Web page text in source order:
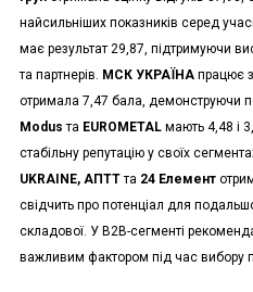
найсильніших показників серед
має результат 29,87, підтримуючи
та партнерів. МСК УКРАЇНАпрацює
отримала 7,47 бала, демонструючи
Modusта EUROMETAL мають 4,48 і
стабільну репутацію у своїх
UKRAINE, АПТТта 24 Елемент
свідчить про потенціал для
складової. У B2B-сегменті
важливим фактором під час вибору